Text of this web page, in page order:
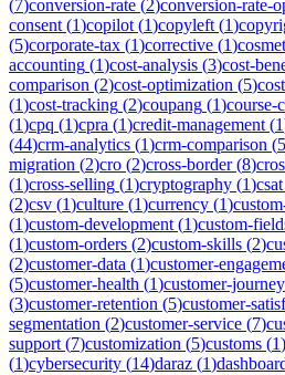
(7)conversion-rate (2)conversion-rate-
consent (1)copilot (1)copyleft (1)
(5)corporate-tax (1)corrective (1)
accounting (1)cost-analysis (3)cost-
comparison (2)cost-optimization (5)
(1)cost-tracking (2)coupang (1)course-
(1)cpq (1)cpra (1)credit-management (1
(44)crm-analytics (1)crm-comparison (5
migration (2)cro (2)cross-border(8)
(1)cross-selling (1)cryptography (1)csat
(2)csv (1)culture (1)currency (1)
(1)custom-development (1)custom-
(1)custom-orders (2)custom-skills (2)
(2)customer-data (1)customer-
(5)customer-health (1)customer-journey
(3)customer-retention (5)customer-
segmentation (2)customer-service (7)
support (7)customization (5)customs (1)
(1)cybersecurity (14)daraz (1)